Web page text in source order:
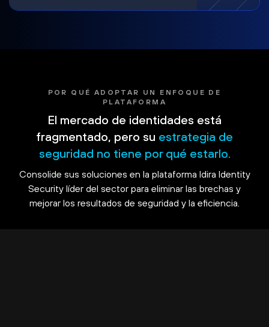
POR QUÉ ADOPTAR UN ENFOQUE DE
PLATAFORMA
El mercado de identidades está
fragmentado, pero su estrategia de
seguridad no tiene por qué estarlo.
Consolide sus soluciones en la plataforma Idira Identity
Security líder del sector para eliminar las brechas y
mejorar los resultados de seguridad y la eficiencia.